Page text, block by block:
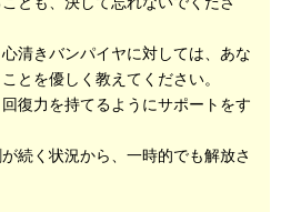
清きバンパイヤに対しては、あな
とを優しく教えてください。
復力を持てるようにサポートをす
続く状況から、一時的でも解放さ